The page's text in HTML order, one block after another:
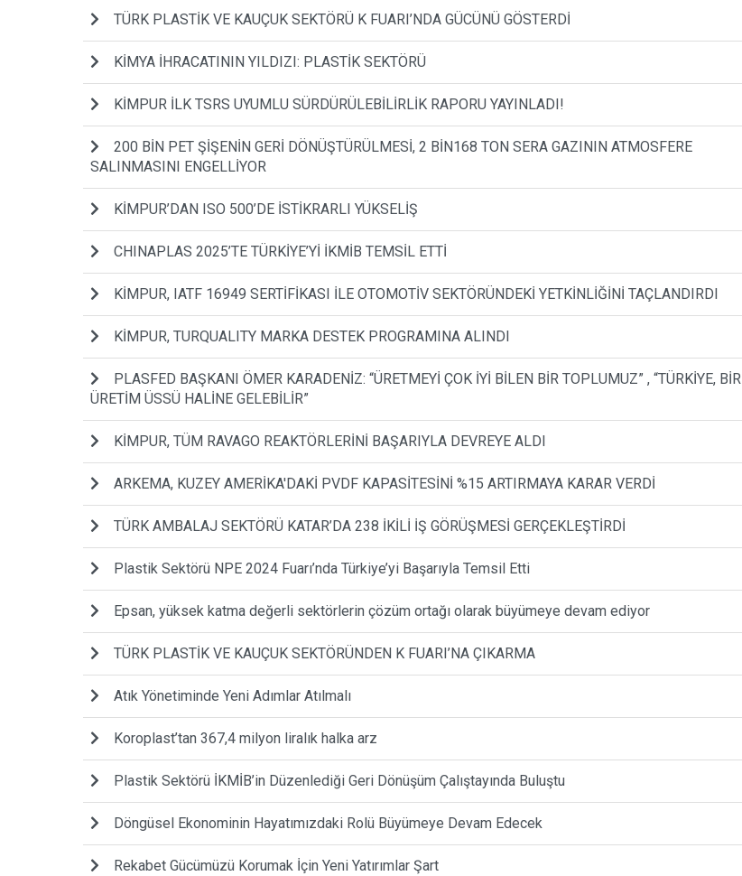
TÜRK PLASTİK VE KAUÇUK SEKTÖRÜ K FUARI’NDA GÜCÜNÜ GÖSTERDİ
KİMYA İHRACATININ YILDIZI: PLASTİK SEKTÖRÜ
KİMPUR İLK TSRS UYUMLU SÜRDÜRÜLEBİLİRLİK RAPORU YAYINLADI!
200 BİN PET ŞİŞENİN GERİ DÖNÜŞTÜRÜLMESİ, 2 BİN168 TON SERA GAZININ ATMOSFERE
SALINMASINI ENGELLİYOR
KİMPUR’DAN ISO 500’DE İSTİKRARLI YÜKSELİŞ
CHINAPLAS 2025’TE TÜRKİYE’Yİ İKMİB TEMSİL ETTİ
KİMPUR, IATF 16949 SERTİFİKASI İLE OTOMOTİV SEKTÖRÜNDEKİ YETKİNLİĞİNİ TAÇLANDIRDI
KİMPUR, TURQUALITY MARKA DESTEK PROGRAMINA ALINDI
PLASFED BAŞKANI ÖMER KARADENİZ: “ÜRETMEYİ ÇOK İYİ BİLEN BİR TOPLUMUZ” , “TÜRKİYE, BİR
ÜRETİM ÜSSÜ HALİNE GELEBİLİR”
KİMPUR, TÜM RAVAGO REAKTÖRLERİNİ BAŞARIYLA DEVREYE ALDI
ARKEMA, KUZEY AMERİKA'DAKİ PVDF KAPASİTESİNİ %15 ARTIRMAYA KARAR VERDİ
TÜRK AMBALAJ SEKTÖRÜ KATAR’DA 238 İKİLİ İŞ GÖRÜŞMESİ GERÇEKLEŞTİRDİ
Plastik Sektörü NPE 2024 Fuarı’nda Türkiye’yi Başarıyla Temsil Etti
Epsan, yüksek katma değerli sektörlerin çözüm ortağı olarak büyümeye devam ediyor
TÜRK PLASTİK VE KAUÇUK SEKTÖRÜNDEN K FUARI’NA ÇIKARMA
Atık Yönetiminde Yeni Adımlar Atılmalı
Koroplast’tan 367,4 milyon liralık halka arz
Plastik Sektörü İKMİB’in Düzenlediği Geri Dönüşüm Çalıştayında Buluştu
Döngüsel Ekonominin Hayatımızdaki Rolü Büyümeye Devam Edecek
Rekabet Gücümüzü Korumak İçin Yeni Yatırımlar Şart